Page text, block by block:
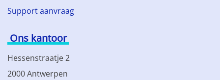
Support aanvraag
Ons kantoor
Hessenstraatje 2
2000 Antwerpen